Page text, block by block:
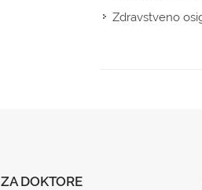
Zdravstveno
ZA DOKTORE